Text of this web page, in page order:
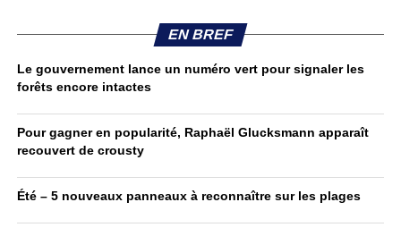
EN BREF
Le gouvernement lance un numéro vert pour signaler les
forêts encore intactes
Pour gagner en popularité, Raphaël Glucksmann apparaît
recouvert de crousty
Été – 5 nouveaux panneaux à reconnaître sur les plages